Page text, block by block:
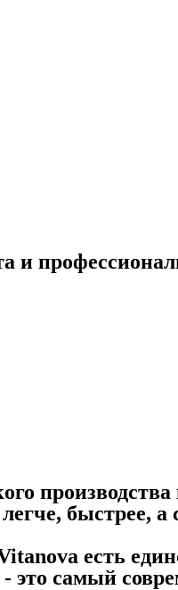
и
быстрее,
есть
самый